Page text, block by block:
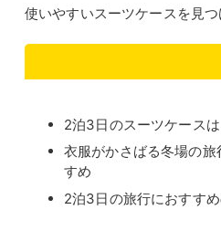
使いやすいスーツケースを見
2泊3日のスーツケース
衣服がかさばる冬場の
すめ
2泊3日の旅行におすす